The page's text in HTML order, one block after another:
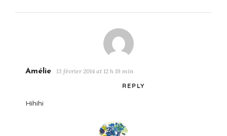
Amélie 13 février 2014 at 12 h 19 min
REPLY
Hihihi